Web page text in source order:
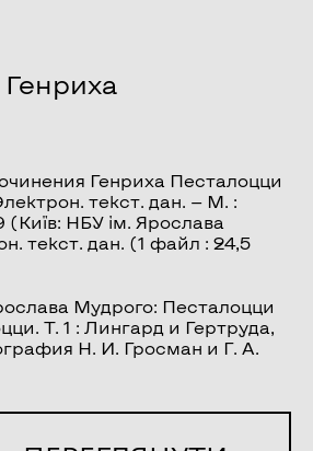
Генриха Песталоцци
текст. дан. — М. :
НБУ ім. Ярослава
текст. дан. (1 файл : 24,5
Мудрого: Песталоцци
Т. 1 : Лингард и Гертруда,
Н. И. Гросман и Г. А.